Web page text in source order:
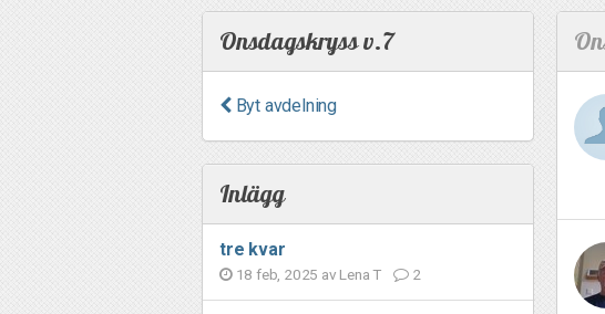
Onsdagskryss v.7
Byt avdelning
Inlägg
tre kvar
18 feb, 2025 av Lena T 2